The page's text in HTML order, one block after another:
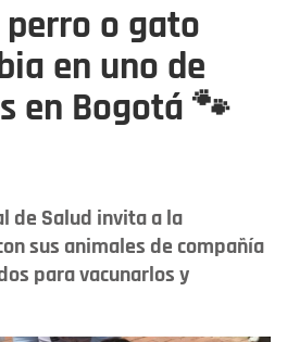
o gato
en uno de
en Bogotá 🐾
de Salud invita a la
sus animales de compañía
para vacunarlos y